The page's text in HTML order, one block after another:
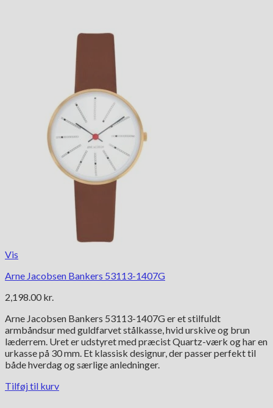
Vis
Arne Jacobsen Bankers 53113-1407G
2,198.00 kr.
Arne Jacobsen Bankers 53113-1407G er et stilfuldt
armbåndsur med guldfarvet stålkasse, hvid urskive og brun
læderrem. Uret er udstyret med præcist Quartz-værk og har en
urkasse på 30 mm. Et klassisk designur, der passer perfekt til
både hverdag og særlige anledninger.
Tilføj til kurv